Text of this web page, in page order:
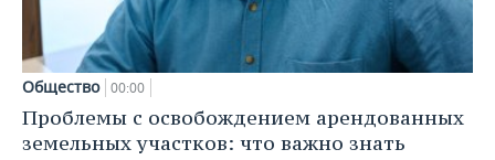
Общество 00:00
Проблемы с освобождением арендованных
земельных участков: что важно знать